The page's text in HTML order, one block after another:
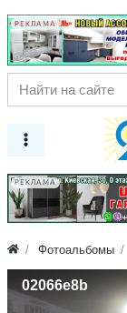
РЕКЛАМА
РЕКЛАМА
Фотоальбомы
02066e8b